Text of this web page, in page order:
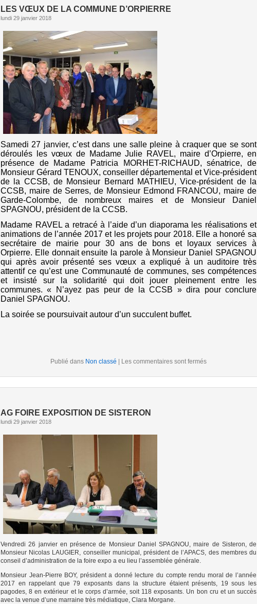
LES VŒUX DE LA COMMUNE D’ORPIERRE
lundi 29 janvier 2018
Samedi 27 janvier, c’est dans une salle pleine à craquer que se sont
déroulés les vœux de Madame Julie RAVEL, maire d’Orpierre, en
présence de Madame Patricia MORHET-RICHAUD, sénatrice, de
Monsieur Gérard TENOUX, conseiller départemental et Vice-président
de la CCSB, de Monsieur Bernard MATHIEU, Vice-président de la
CCSB, maire de Serres, de Monsieur Edmond FRANCOU, maire de
Garde-Colombe, de nombreux maires et de Monsieur Daniel
SPAGNOU, président de la CCSB.
Madame RAVEL a retracé à l’aide d’un diaporama les réalisations et
animations de l’année 2017 et les projets pour 2018. Elle a honoré sa
secrétaire de mairie pour 30 ans de bons et loyaux services à
Orpierre. Elle donnait ensuite la parole à Monsieur Daniel SPAGNOU
qui après avoir présenté ses vœux a expliqué à un auditoire très
attentif ce qu’est une Communauté de communes, ses compétences
et insisté sur la solidarité qui doit jouer pleinement entre les
communes. « N’ayez pas peur de la CCSB » dira pour conclure
Daniel SPAGNOU.
La soirée se poursuivait autour d’un succulent buffet.
Publié dans Non classé Les commentaires sont fermés
AG FOIRE EXPOSITION DE SISTERON
lundi 29 janvier 2018
Vendredi 26 janvier en présence de Monsieur Daniel SPAGNOU, maire de Sisteron, de
Monsieur Nicolas LAUGIER, conseiller municipal, président de l’APACS, des membres du
conseil d’administration de la foire expo a eu lieu l’assemblée générale.
Monsieur Jean-Pierre BOY, président a donné lecture du compte rendu moral de l’année
2017 en rappelant que 79 exposants dans la structure étaient présents, 19 sous les
pagodes, 8 en extérieur et le corps d’armée, soit 118 exposants. Un bon cru et un succès
avec la venue d’une marraine très médiatique, Clara Morgane.